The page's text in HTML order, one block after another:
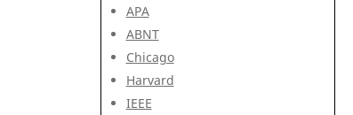
APA
ABNT
Chicago
Harvard
IEEE